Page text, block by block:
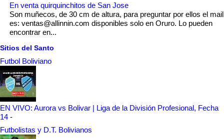
En venta quirquinchitos de San Jose
Son muñecos, de 30 cm de altura, para preguntar por ellos el mail
es: ventas@allinnin.com disponibles solo en Oruro. Lo pueden
encontrar en...
Sitios del Santo
Futbol Boliviano
EN VIVO: Aurora vs Bolivar | Liga de la División Profesional, Fecha
14 -
Futbolistas y D.T. Bolivianos